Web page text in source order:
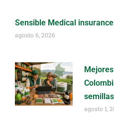
Sensible Medical
agosto 6, 2026
agosto 1,